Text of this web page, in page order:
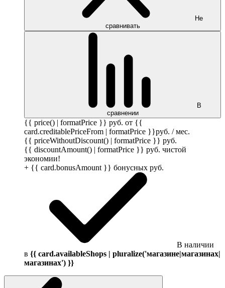
Не
сравнивать
В
сравнении
{{ price() | formatPrice }} руб. от {{
card.creditablePriceFrom | formatPrice }}руб. / мес.
{{ priceWithoutDiscount() | formatPrice }} руб.
{{ discountAmount() | formatPrice }} руб. чистой
экономии!
+ {{ card.bonusAmount }} бонусных руб.
В наличии
в {{ card.availableShops | pluralize('магазине|магазинах|
магазинах') }}